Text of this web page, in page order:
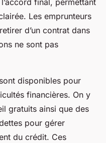
final, permettant
Les emprunteurs
d’un contrat dans
ne sont pas
sont disponibles pour
financières. On y
gratuits ainsi que des
pour gérer
du crédit. Ces